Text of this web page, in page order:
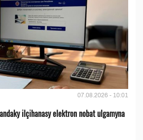
07.08.2026 - 10:01
ilçihanasy elektron nobat ulgamyna